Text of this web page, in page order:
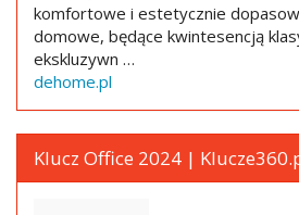
komfortowe i estetycznie
domowe, będące kwintesencją
ekskluzywn …
dehome.pl
Klucz Office 2024 |